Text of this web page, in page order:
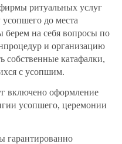
ритуальных услуг
до места
берем на себя вопросы по
и организацию
собственные катафалки,
с усопшим.
включено оформление
усопшего, церемонии
гарантированно